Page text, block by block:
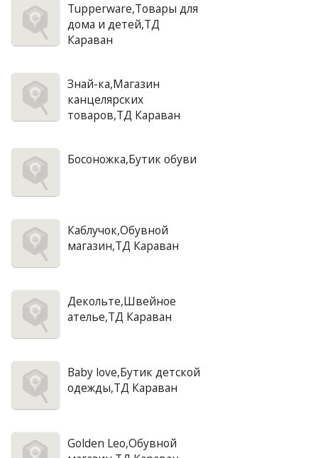
Tupperware,Товары для
дома и детей,ТД
Караван
Знай-ка,Магазин
канцелярских
товаров,ТД Караван
Босоножка,Бутик обуви
Каблучок,Обувной
магазин,ТД Караван
Декольте,Швейное
ателье,ТД Караван
Baby love,Бутик детской
одежды,ТД Караван
Golden Leo,Обувной